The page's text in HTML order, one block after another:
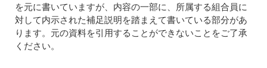
を元に書いていますが、内容の一部に、所属する組合員に
対して内示された補足説明を踏まえて書いている部分があ
ります。元の資料を引用することができないことをご了承
ください。